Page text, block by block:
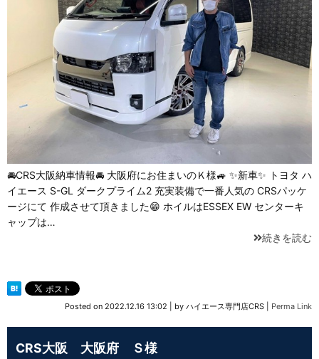
🚘CRS大阪納車情報🚘 大阪府にお住まいのＫ様🚙 ✨新車✨ トヨタ ハ
イエース S-GL ダークプライム2 充実装備で一番人気の CRSパッケ
ージにて 作成させて頂きました😁 ホイルはESSEX EW センターキ
ャップは…
続きを読む
Posted on 2022.12.16 13:02 by ハイエース専門店CRS Perma Link
CRS大阪 大阪府 Ｓ様